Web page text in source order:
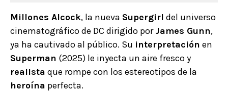
Millones Alcock, la nueva Supergirl del universo
cinematográfico de DC dirigido porJames Gunn,
ya ha cautivado al público. Su interpretación en
Superman (2025) le inyecta un aire fresco y
realista que rompe con los estereotipos de la
heroína perfecta.